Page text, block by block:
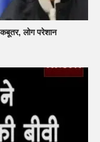
लोग परेशान